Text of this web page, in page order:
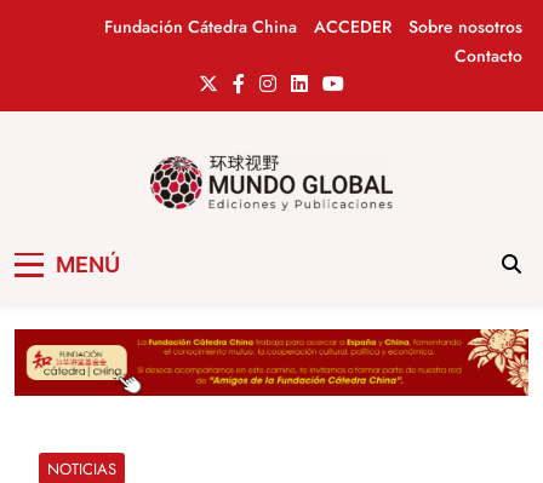
Fundación Cátedra China ACCEDER
Sobre nosotros
Contacto
MENÚ
NOTICIAS